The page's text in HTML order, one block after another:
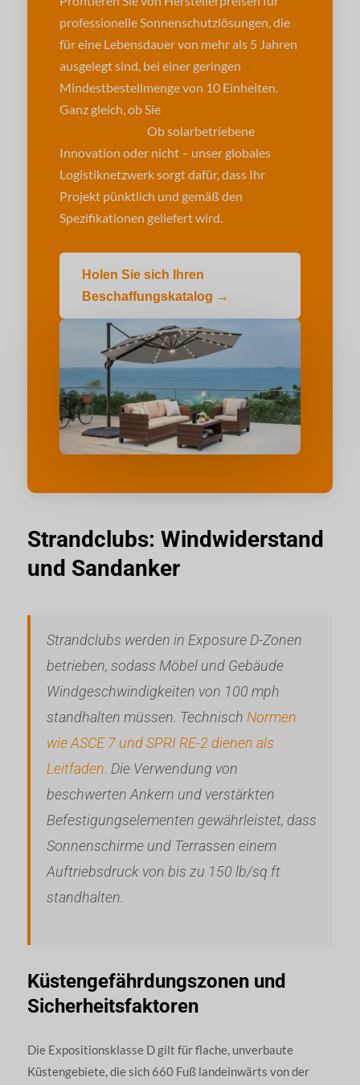
professionelle Sonnenschutzlösungen, die
für eine Lebensdauer von mehr als 5 Jahren
ausgelegt sind, bei einer geringen
Mindestbestellmenge von 10 Einheiten.
Ganz gleich, ob Sie
Ob solarbetriebene
Innovation oder nicht – unser globales
Logistiknetzwerk sorgt dafür, dass Ihr
Projekt pünktlich und gemäß den
Spezifikationen geliefert wird.
Holen Sie sich Ihren
Beschaffungskatalog →
Strandclubs: Windwiderstand
und Sandanker
Strandclubs werden in Exposure D-Zonen
betrieben, sodass Möbel und Gebäude
Windgeschwindigkeiten von 100 mph
standhalten müssen. Technisch Normen
wie ASCE 7 und SPRI RE-2 dienen als
Leitfaden. Die Verwendung von
beschwerten Ankern und verstärkten
Befestigungselementen gewährleistet, dass
Sonnenschirme und Terrassen einem
Auftriebsdruck von bis zu 150 lb/sq ft
standhalten.
Küstengefährdungszonen und
Sicherheitsfaktoren
Die Expositionsklasse D gilt für flache, unverbaute
Küstengebiete, die sich 660 Fuß landeinwärts von der